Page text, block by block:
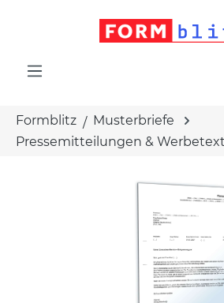
Formblitz
Musterbriefe
Pressemitteilungen &